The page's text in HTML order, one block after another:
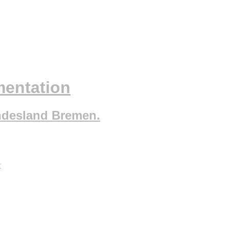
Bremen.